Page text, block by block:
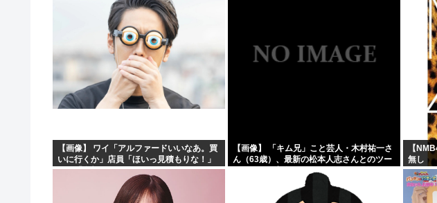
【画像】 ワイ「アルファードいいなあ。買
いに行くか」店員「ほいっ見積もりな！」
ワイ「金額おかしくね？」←お前らもそう
思うよな？？？？？
【画像】 「キム兄」こと芸人・木村祐一さ
ん（63歳）、最新の松本人志さんとのツー
ショットが完全に別人だとネット騒然！
「マジで誰かわからん」...
【
無し